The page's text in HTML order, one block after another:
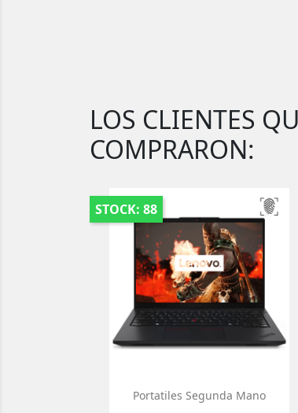
LOS CLIENTES
COMPRARON:
STOCK: 88
Portatiles Segunda Mano